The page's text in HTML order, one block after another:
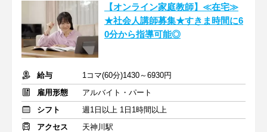
【オンライン家庭教師】≪在宅≫
★社会人講師募集★すきま時間に6
0分から指導可能◎
給与
1コマ(60分)1430～6930円
雇用形態
アルバイト・パート
シフト
週1日以上 1日1時間以上
アクセス
天神川駅